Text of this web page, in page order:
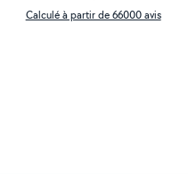
Calculé à partir de 66000 avis